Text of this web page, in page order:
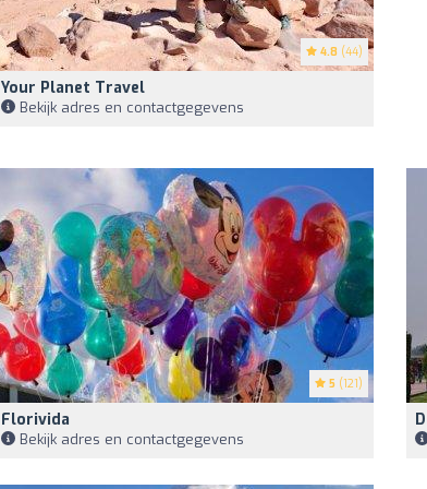
4.8 (44)
Your Planet Travel
Bekijk adres en contactgegevens
5 (121)
Florivida
Bekijk adres en contactgegevens